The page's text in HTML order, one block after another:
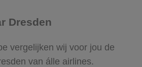
Dresden
vergelijken wij voor jou de
van álle airlines.